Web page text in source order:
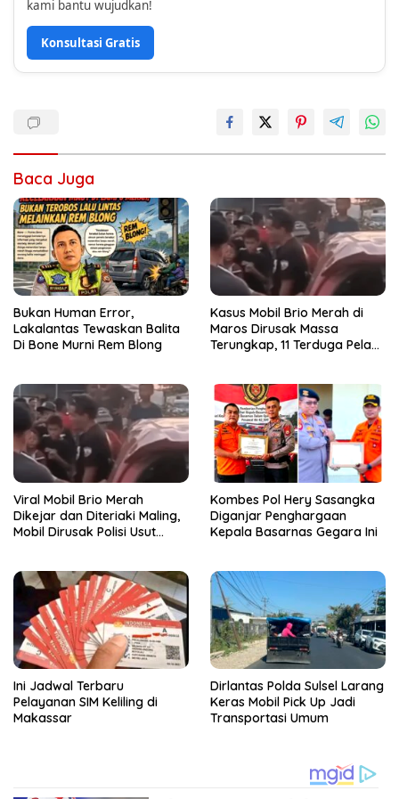
kami bantu wujudkan!
Konsultasi Gratis
Baca Juga
Bukan Human Error,
Lakalantas Tewaskan Balita
Di Bone Murni Rem Blong
Kasus Mobil Brio Merah di
Maros Dirusak Massa
Terungkap, 11 Terduga Pelaku
Viral Mobil Brio Merah
Dikejar dan Diteriaki Maling,
Mobil Dirusak Polisi Usut
Kombes Pol Hery Sasangka
Diganjar Penghargaan
Kepala Basarnas Gegara Ini
Ini Jadwal Terbaru
Pelayanan SIM Keliling di
Makassar
Dirlantas Polda Sulsel Larang
Keras Mobil Pick Up Jadi
Transportasi Umum